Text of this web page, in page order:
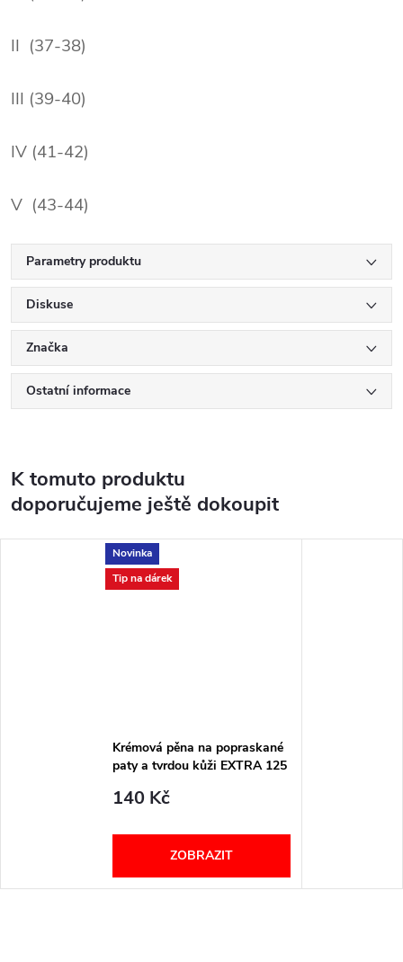
II (37-38)
III (39-40)
IV (41-42)
V (43-44)
Parametry produktu
Diskuse
Značka
Ostatní informace
K tomuto produktu
doporučujeme ještě dokoupit
Novinka
Tip na dárek
Krémová pěna na popraskané
paty a tvrdou kůži EXTRA 125
140 Kč
ZOBRAZIT